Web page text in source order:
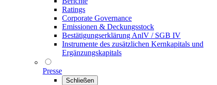
Ratings
Corporate Governance
Emissionen & Deckungsstock
Bestätigungserklärung AnlV / SGB IV
Instrumente des zusätzlichen Kernkapitals und
Ergänzungskapitals
Presse
Schließen